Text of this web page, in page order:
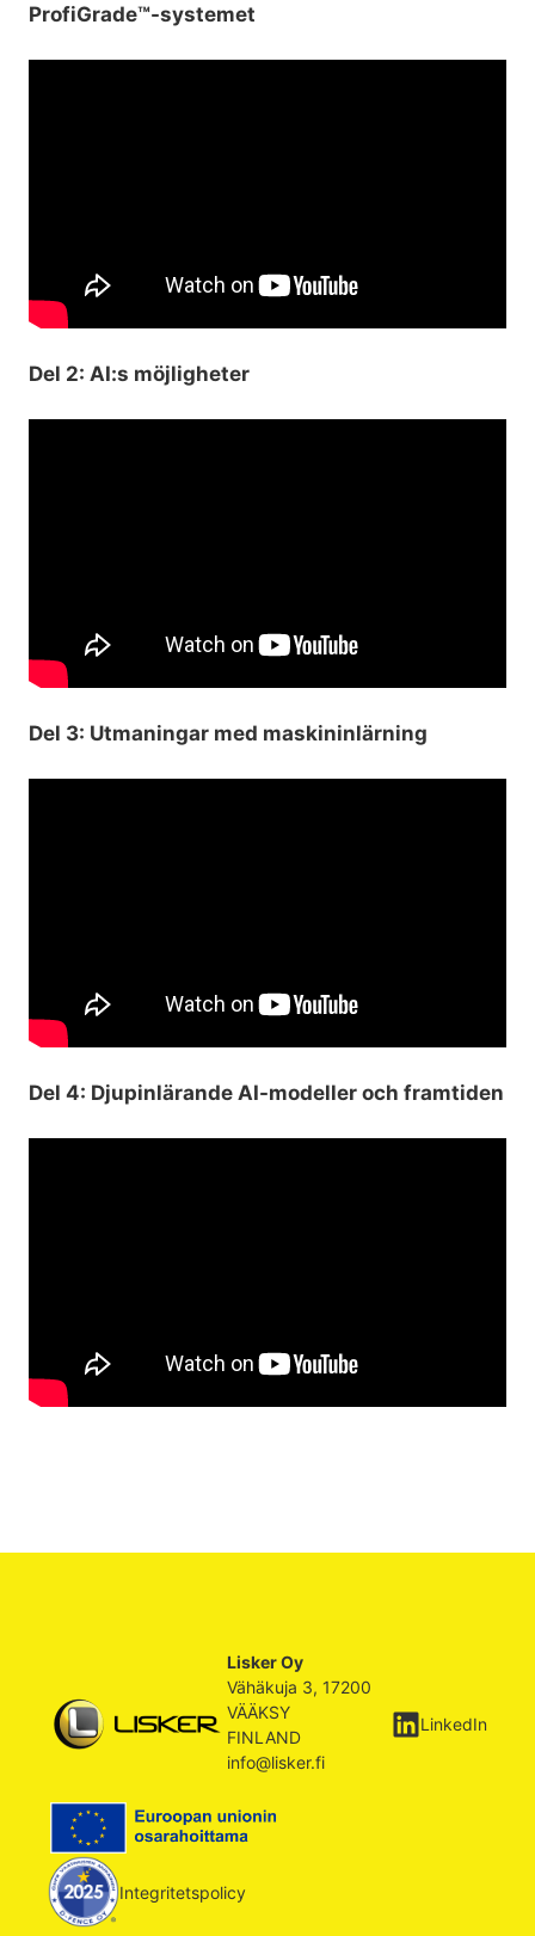
ProfiGrade™-systemet
Del 2: AI:s möjligheter
Del 3: Utmaningar med maskininlärning
Del 4: Djupinlärande AI-modeller och framtiden
Lisker Oy
Vähäkuja 3, 17200
VÄÄKSY
FINLAND
info@lisker.fi
LinkedIn
Integritetspolicy